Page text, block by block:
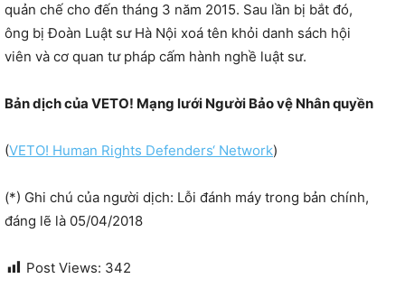
quản chế cho đến tháng 3 năm 2015. Sau lần bị bắt đó,
ông bị Đoàn Luật sư Hà Nội xoá tên khỏi danh sách hội
viên và cơ quan tư pháp cấm hành nghề luật sư.
Bản dịch của VETO! Mạng lưới Người Bảo vệ Nhân quyền
(VETO! Human Rights Defenders‘ Network)
(*) Ghi chú của người dịch: Lỗi đánh máy trong bản chính,
đáng lẽ là 05/04/2018
Post Views: 342